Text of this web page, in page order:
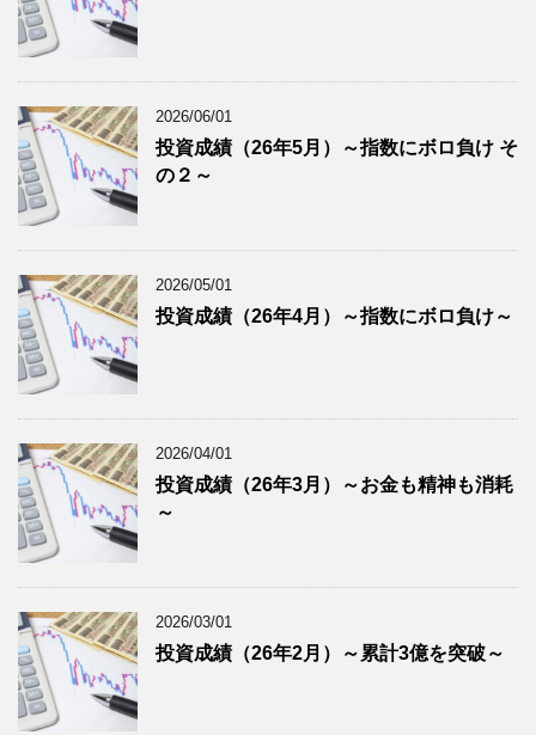
2026/06/01
投資成績（26年5月）～指数にボロ負け そ
の２～
2026/05/01
投資成績（26年4月）～指数にボロ負け～
2026/04/01
投資成績（26年3月）～お金も精神も消耗
～
2026/03/01
投資成績（26年2月）～累計3億を突破～